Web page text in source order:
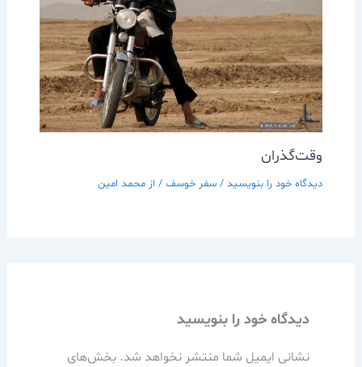
وقت‌گذران
دیدگاه‌ خود را بنویسید / سفر خوسف/ از محمد امین
دیدگاه‌ خود را بنویسید
نشانی ایمیل شما منتشر نخواهد شد. بخش‌های